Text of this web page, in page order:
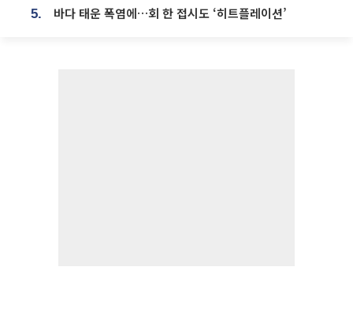
5. 바다 태운 폭염에…회 한 접시도 ‘히트플레이션’